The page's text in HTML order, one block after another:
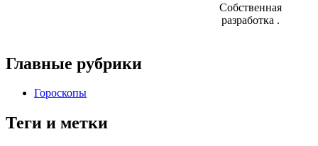
Собственная
разработка .
Главные рубрики
Гороскопы
Теги и метки